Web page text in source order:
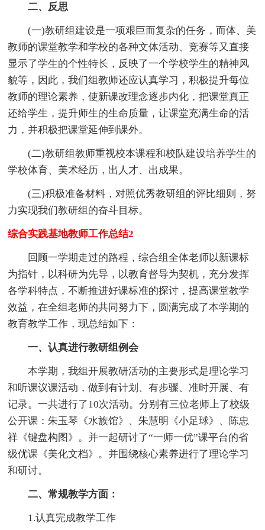
二、反思
(一)教研组建设是一项艰巨而复杂的任务，而体、美
教师的课堂教学和学校的各种文体活动、竞赛等又直接
显示了学生的个性特长，反映了一个学校学生的精神风
貌等，因此，我们组教师还应认真学习，积极提升每位
教师的理论素养，使新课改理念逐步内化，把课堂真正
还给学生，提升师生的生命质量，让课堂充满生命的活
力，并积极把课堂延伸到课外。
(二)教研组教师重视校本课程和校队建设培养学生的
学校体育、美术经历，出人才、出成果。
(三)积极准备材料，对照优秀教研组的评比细则，努
力实现我们教研组的奋斗目标。
综合实践基地教师工作总结2
回顾一学期走过的路程，综合组全体老师以新课标
为指针，以科研为先导，以教育督导为契机，充分发挥
各学科特点，不断推进好课标准的探讨，提高课堂教学
效益，在全组老师的共同努力下，圆满完成了本学期的
教育教学工作，现总结如下：
一、认真进行教研组例会
本学期，我组开展教研活动的主要形式是理论学习
和听课议课活动，做到有计划、有步骤、准时开展、有
记录。一共进行了10次活动。分别有三位老师上了校级
公开课：朱玉琴《水族馆》、朱慧明《小足球》、陈忠
祥《键盘构图》。并一起研讨了“一师一优”课平台的省
级优课《美化文档》。并围绕核心素养进行了理论学习
和研讨。
二、常规教学方面：
1.认真完成教学工作